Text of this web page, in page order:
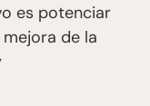
es potenciar
de la